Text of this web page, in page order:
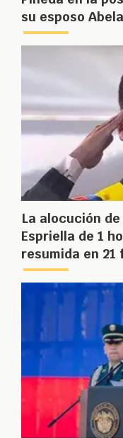
su esposo
La alocución
Espriella de 1
resumida en 21